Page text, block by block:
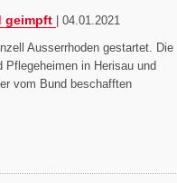
geimpft | 04.01.2021
Ausserrhoden gestartet. Die
Pflegeheimen in Herisau und
vom Bund beschafften